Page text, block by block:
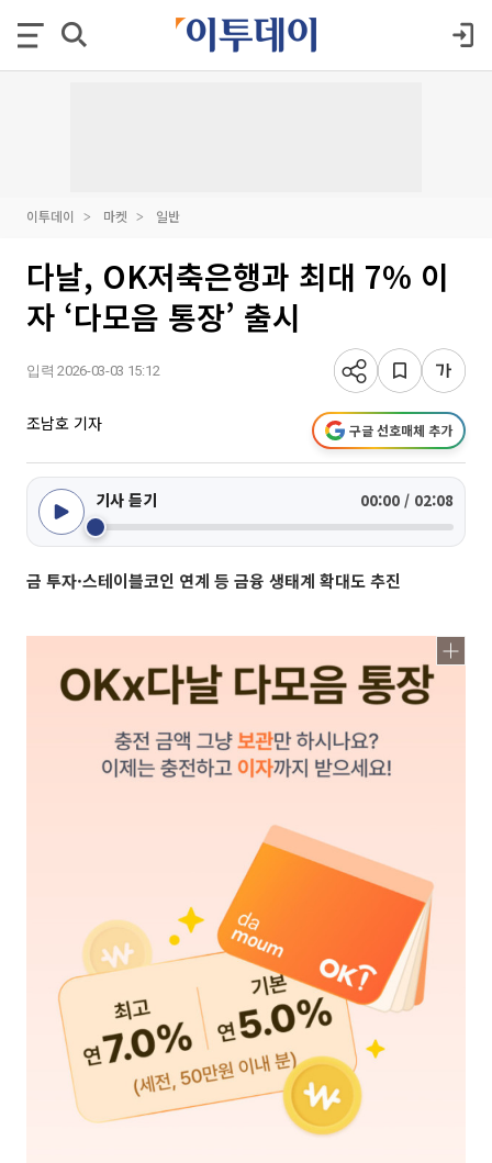
이투데이 마켓 일반
다날, OK저축은행과 최대 7% 이
자 ‘다모음 통장’ 출시
입력 2026-03-03 15:12
조남호 기자 구글 선호매체 추가
기사 듣기 00:00 / 02:08
금 투자·스테이블코인 연계 등 금융 생태계 확대도 추진